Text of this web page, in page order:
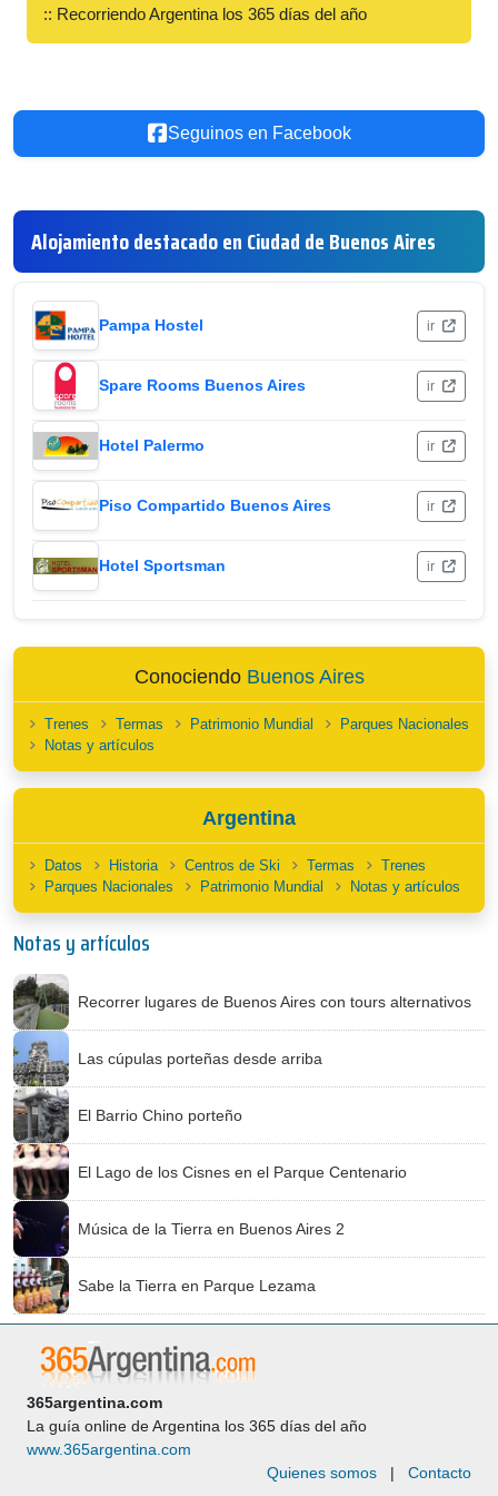
:: Recorriendo Argentina los 365 días del año
Seguinos en Facebook
Alojamiento destacado en Ciudad de Buenos Aires
Pampa Hostel ir
Spare Rooms Buenos Aires ir
Hotel Palermo ir
Piso Compartido Buenos Aires ir
Hotel Sportsman ir
Conociendo Buenos Aires
Trenes Termas Patrimonio Mundial
Parques Nacionales
Notas y artículos
Argentina
Datos Historia Centros de Ski Termas
Trenes
Parques Nacionales
Patrimonio Mundial Notas y artículos
Notas y artículos
Recorrer lugares de Buenos Aires con tours alternativos
Las cúpulas porteñas desde arriba
El Barrio Chino porteño
El Lago de los Cisnes en el Parque Centenario
Música de la Tierra en Buenos Aires 2
Sabe la Tierra en Parque Lezama
365argentina.com
La guía online de Argentina los 365 días del año
www.365argentina.com
Quienes somos | Contacto